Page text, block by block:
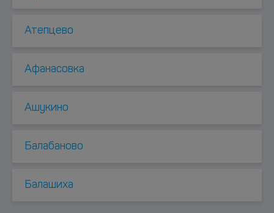
Атепцево
Афанасовка
Ашукино
Балабаново
Балашиха